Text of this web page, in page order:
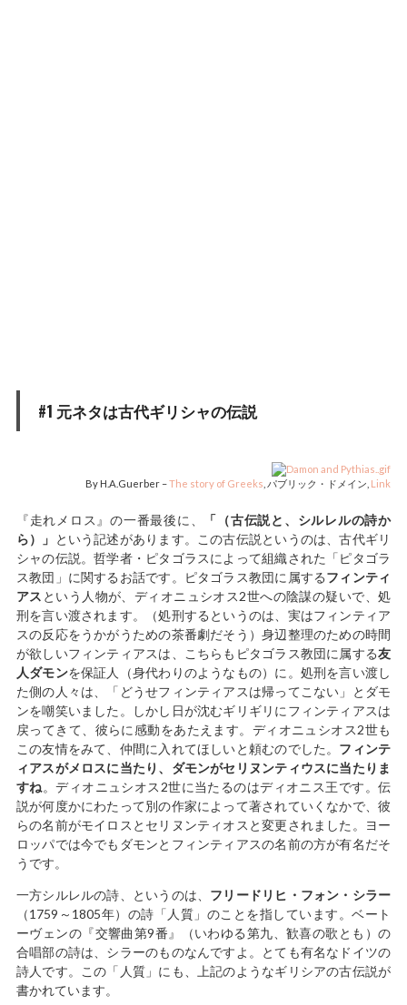
#1 元ネタは古代ギリシャの伝説
By H.A.Guerber –The story of Greeks , パブリック・ドメイン, Link
『走れメロス』の一番最後に、
「（古伝説と、シルレルの詩か
ら）」 という記述があります。この古伝説というのは、古代ギリ
シャの伝説。哲学者・ピタゴラスによって組織された「ピタゴラ
ス教団」に関するお話です。ピタゴラス教団に属するフィンティ
アス という人物が、ディオニュシオス2世への陰謀の疑いで、処
刑を言い渡されます。（処刑するというのは、実はフィンティア
スの反応をうかがうための茶番劇だそう）身辺整理のための時間
が欲しいフィンティアスは、こちらもピタゴラス教団に属する友
人ダモンを保証人（身代わりのようなもの）に。処刑を言い渡し
た側の人々は、「どうせフィンティアスは帰ってこない」とダモ
ンを嘲笑いました。しかし日が沈むギリギリにフィンティアスは
戻ってきて、彼らに感動をあたえます。ディオニュシオス2世も
この友情をみて、仲間に入れてほしいと頼むのでした。 フィンテ
ィアスがメロスに当たり、ダモンがセリヌンティウスに当たりま
すね。ディオニュシオス2世に当たるのはディオニス王です。伝
説が何度かにわたって別の作家によって著されていくなかで、彼
らの名前がモイロスとセリヌンティオスと変更されました。ヨー
ロッパでは今でもダモンとフィンティアスの名前の方が有名だそ
うです。
一方シルレルの詩、というのは、 フリードリヒ・フォン・シラー
（1759～1805年）の詩「人質」のことを指しています。ベート
ーヴェンの『交響曲第9番』（いわゆる第九、歓喜の歌とも）の
合唱部の詩は、シラーのものなんですよ。とても有名なドイツの
詩人です。この「人質」にも、上記のようなギリシアの古伝説が
書かれています。